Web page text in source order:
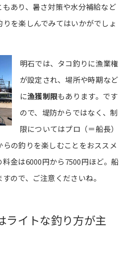
あり、暑さ対策や水分補給など
を楽しんでみてはいかがでしょ
明石では、タコ釣りに漁業権
が設定され、場所や時期など
に漁獲制限もあります。です
ので、堤防からではなく、制
限についてはプロ（＝船長）
の釣りを楽しむことをおススメ
金は6000円から7500円ほど。船
ので、ご注意くださいね。
ライトな釣り方が主